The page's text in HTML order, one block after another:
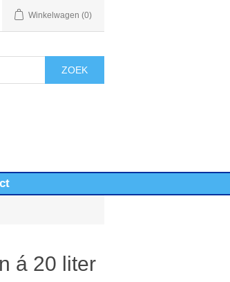
Winkelwagen (0)
ZOEK
á 20 liter